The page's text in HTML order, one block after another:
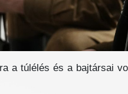
a túlélés és a bajtársai